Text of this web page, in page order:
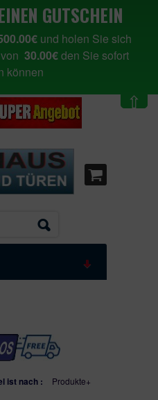
GUTSCHEIN
und holen Sie sich
30.00€den Sie sofort
können
⇧
ist nach :
Produkte+